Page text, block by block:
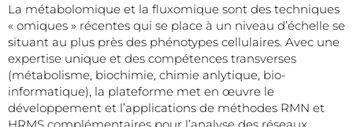
La métabolomique et la fluxomique sont des techniques
« omiques » récentes qui se place à un niveau d’échelle se
situant au plus près des phénotypes cellulaires. Avec une
expertise unique et des compétences transverses
(métabolisme, biochimie, chimie anlytique, bio-
informatique), la plateforme met en œuvre le
développement et l’applications de méthodes RMN et
HRMS complémentaires pour l’analyse des réseaux